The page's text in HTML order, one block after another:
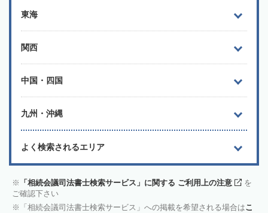
東海
関西
中国・四国
九州・沖縄
よく検索されるエリア
「相続会議司法書士検索サービス」に関する ご利用上の注意
を
ご確認下さい
「相続会議司法書士検索サービス」への掲載を希望される場合はこ